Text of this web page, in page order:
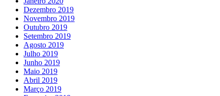
Dezembro 2019
Novembro 2019
Outubro 2019
Setembro 2019
Agosto 2019
Julho 2019
Junho 2019
Maio 2019
Abril 2019
Março 2019